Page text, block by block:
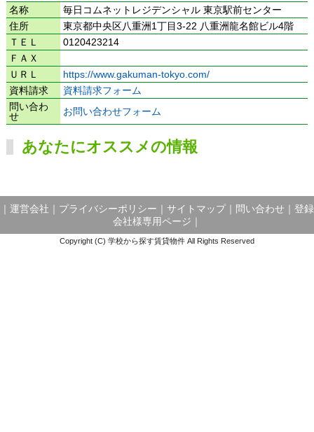
名称
毎日コムネットレジデンシャル 東京駅前センター
住所
東京都中央区八重洲1丁目3-22 八重洲龍名館ビル4階
ＴＥＬ
0120423214
ＦＡＸ
ＵＲＬ
https://www.gakuman-tokyo.com/
資料請求
資料請求フォーム
問い合わ
せ
お問い合わせフォーム
あなたにオススメの情報
運営会社 プライバシーポリシー サイトマップ｜ 問い合わせ
登録
会社様専用ページ
Copyright (C) 学校から探す賃貸物件 All Rights Reserved